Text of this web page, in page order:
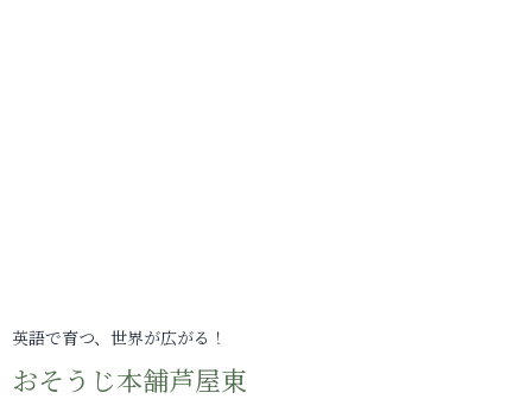
英語で育つ、世界が広がる！
おそうじ本舗芦屋東